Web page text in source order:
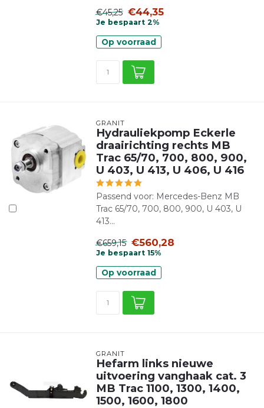
€45,25 €44,35
Je bespaart 2%
Op voorraad
GRANIT
Hydrauliekpomp Eckerle
draairichting rechts MB
Trac 65/70, 700, 800, 900,
U 403, U 413, U 406, U 416
Passend voor: Mercedes-Benz MB
Trac 65/70, 700, 800, 900, U 403, U
413...
€659,15 €560,28
Je bespaart 15%
Op voorraad
GRANIT
Hefarm links nieuwe
uitvoering vanghaak cat. 3
MB Trac 1100, 1300, 1400,
1500, 1600, 1800